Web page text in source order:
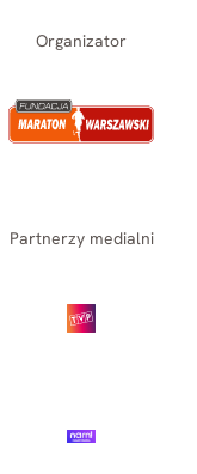
Organizator
Partnerzy medialni